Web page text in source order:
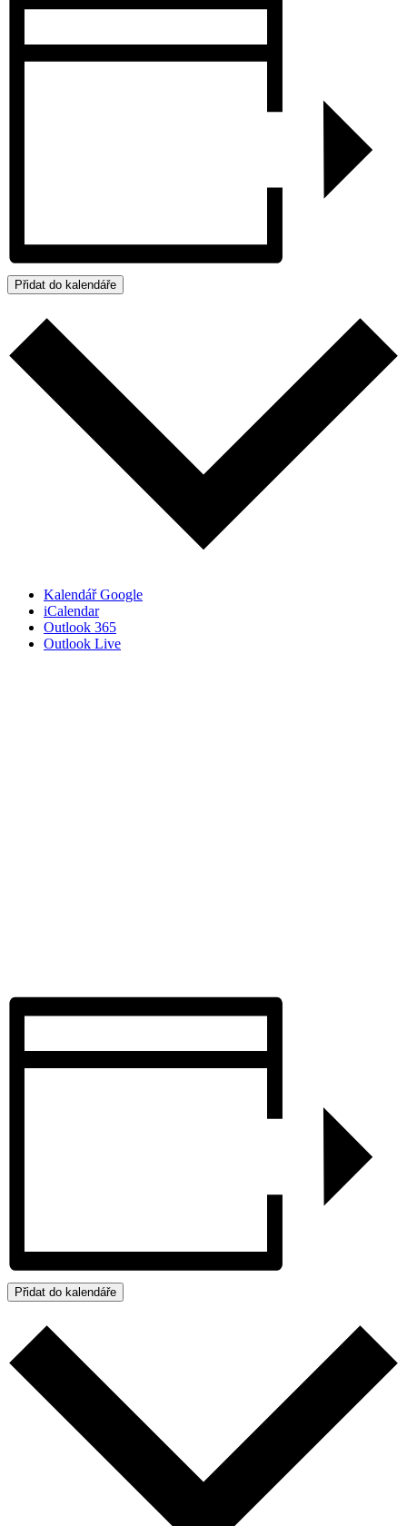
Přidat do kalendáře
Kalendář Google
iCalendar
Outlook 365
Outlook Live
Přidat do kalendáře